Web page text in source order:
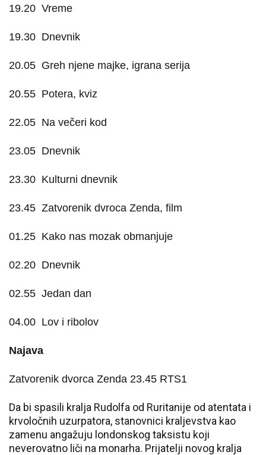
19.20 Vreme
19.30 Dnevnik
20.05 Greh njene majke, igrana serija
20.55 Potera, kviz
22.05 Na večeri kod
23.05 Dnevnik
23.30 Kulturni dnevnik
23.45 Zatvorenik dvroca Zenda, film
01.25 Kako nas mozak obmanjuje
02.20 Dnevnik
02.55 Jedan dan
04.00 Lov i ribolov
Najava
Zatvorenik dvorca Zenda 23.45 RTS1
Da bi spasili kralja Rudolfa od Ruritanije od atentata i
krvoločnih uzurpatora, stanovnici kraljevstva kao
zamenu angažuju londonskog taksistu koji
neverovatno liči na monarha. Prijatelji novog kralja